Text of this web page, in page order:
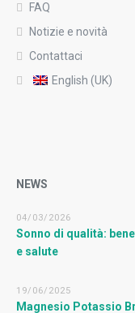
FAQ
Notizie e novità
Contattaci
English (UK)
NEWS
04/03/2026
Sonno di qualità:
e salute
19/06/2025
Magnesio Potassio